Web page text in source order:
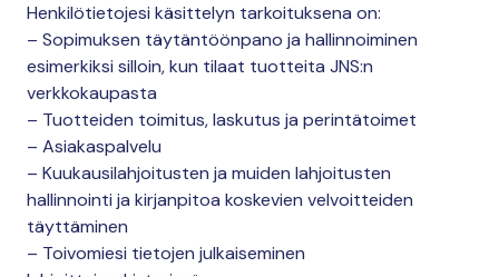
Henkilötietojesi käsittelyn tarkoituksena on:
– Sopimuksen täytäntöönpano ja hallinnoiminen
esimerkiksi silloin, kun tilaat tuotteita JNS:n
verkkokaupasta
– Tuotteiden toimitus, laskutus ja perintätoimet
– Asiakaspalvelu
– Kuukausilahjoitusten ja muiden lahjoitusten
hallinnointi ja kirjanpitoa koskevien velvoitteiden
täyttäminen
– Toivomiesi tietojen julkaiseminen